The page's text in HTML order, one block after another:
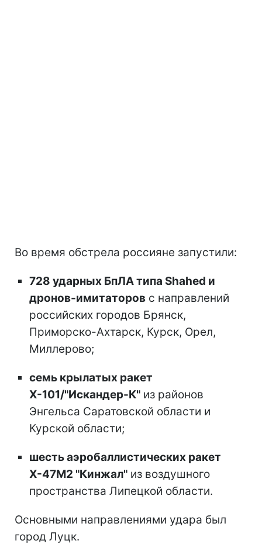
Во время обстрела россияне запустили:
728 ударных БпЛА типа Shahed и
дронов-имитаторов с направлений
российских городов Брянск,
Приморско-Ахтарск, Курск, Орел,
Миллерово;
семь крылатых ракет
Х-101/"Искандер-К" из районов
Энгельса Саратовской области и
Курской области;
шесть аэробаллистических ракет
Х-47М2 "Кинжал" из воздушного
пространства Липецкой области.
Основными направлениями удара был
город Луцк.